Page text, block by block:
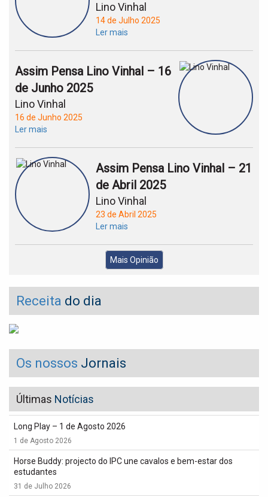
Lino Vinhal
14 de Julho 2025
Ler mais
Assim Pensa Lino Vinhal – 16
de Junho 2025
Lino Vinhal
16 de Junho 2025
Ler mais
Assim Pensa Lino Vinhal – 21
de Abril 2025
Lino Vinhal
23 de Abril 2025
Ler mais
Mais Opinião
Receita do dia
Os nossos Jornais
Últimas Notícias
Long Play – 1 de Agosto 2026
1 de Agosto 2026
Horse Buddy: projecto do IPC une cavalos e bem-estar dos
estudantes
31 de Julho 2026